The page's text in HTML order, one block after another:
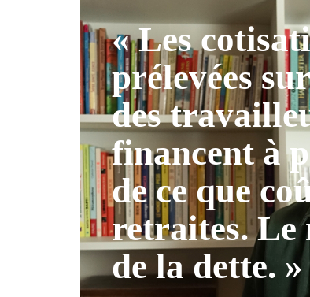
« Les
prélevées
des
financent à
de ce que
retraites. Le
de la dette. »